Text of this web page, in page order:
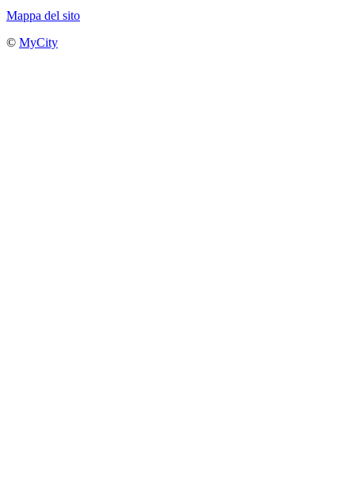
Mappa del sito
© MyCity